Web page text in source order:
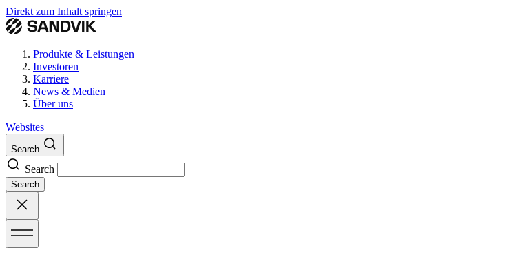
Direkt zum Inhalt springen
Produkte & Leistungen
Investoren
Karriere
News & Medien
Über uns
Websites
Search
Search
Search